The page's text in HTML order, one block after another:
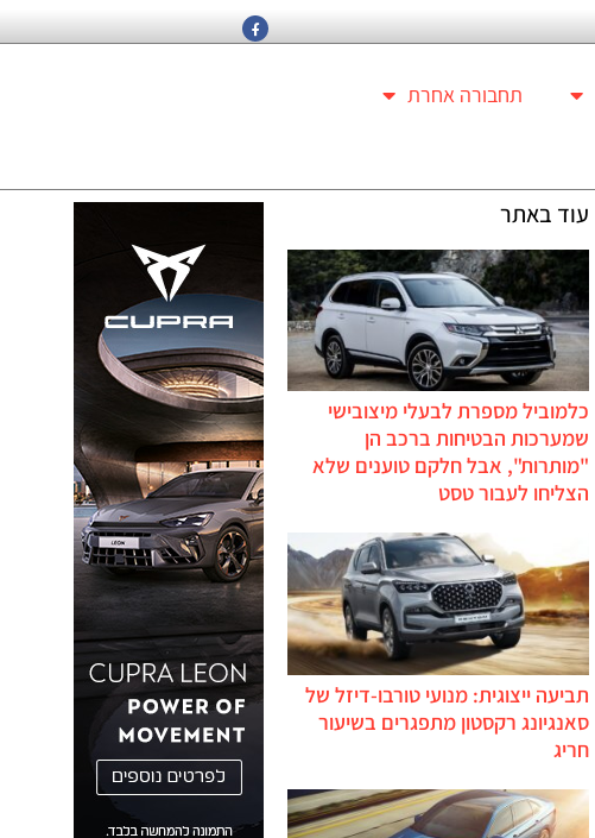
תחבורה אחרת
עוד באתר
כלמוביל מספרת לבעלי מיצובישי
שמערכות הבטיחות ברכב הן
"מותרות", אבל חלקם טוענים שלא
הצליחו לעבור טסט
תביעה ייצוגית: מנועי טורבו-דיזל של
סאנגיונג רקסטון מתפגרים בשיעור
חריג